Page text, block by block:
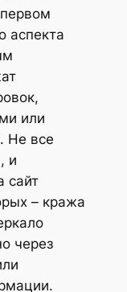
аспекта
или
Не все
и
сайт
– кража
через